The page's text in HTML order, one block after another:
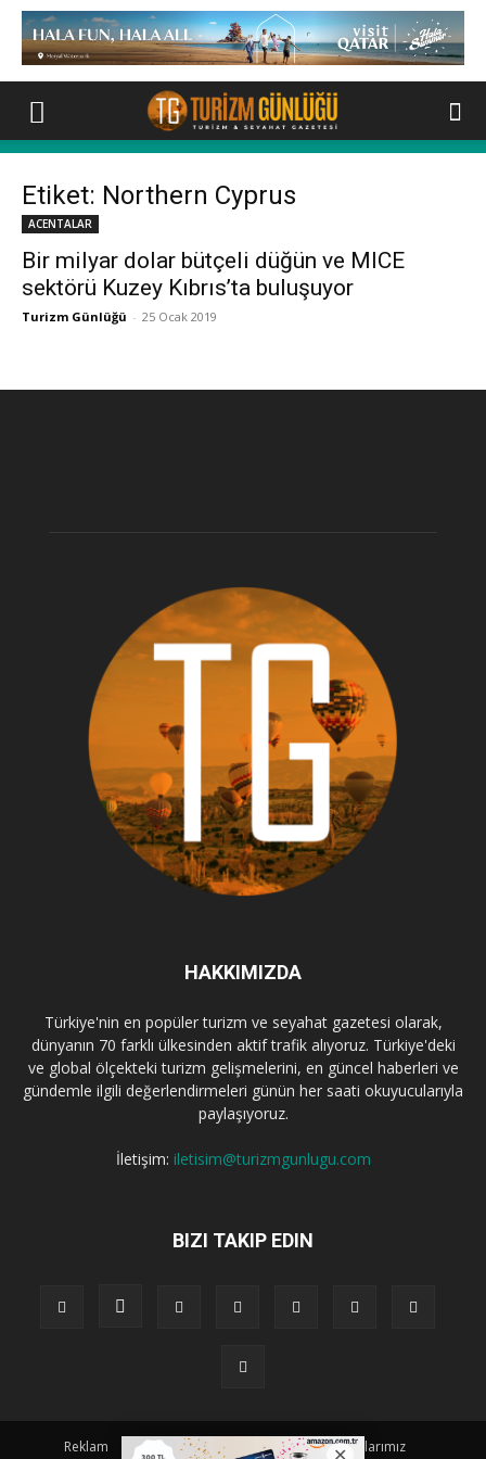
Etiket: Northern Cyprus
ACENTALAR
Bir milyar dolar bütçeli düğün ve MICE
sektörü Kuzey Kıbrıs’ta buluşuyor
Turizm Günlüğü - 25 Ocak 2019
HAKKIMIZDA
Türkiye'nin en popüler turizm ve seyahat gazetesi olarak,
dünyanın 70 farklı ülkesinden aktif trafik alıyoruz. Türkiye'deki
ve global ölçekteki turizm gelişmelerini, en güncel haberleri ve
gündemle ilgili değerlendirmeleri günün her saati okuyucularıyla
paylaşıyoruz.
İletişim: iletisim@turizmgunlugu.com
BIZI TAKIP EDIN
Reklam Künye Hakkımızda Iletişim Yazarlarımız